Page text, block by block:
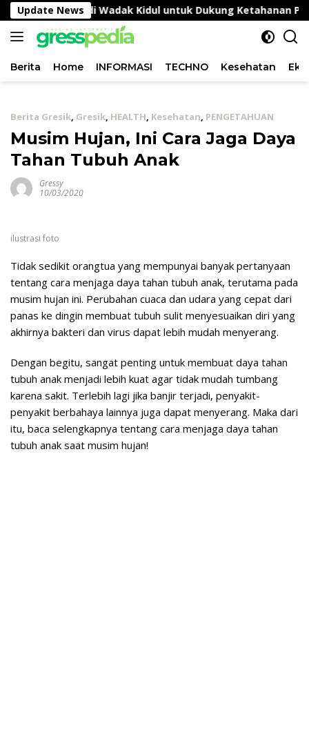
Langsung
ke
konten
Update News
Ikan di Wadak Kidul untuk Dukung Ketahanan Pangan
Berita Home INFORMASI TECHNO Kesehatan
Berita Gresik, Gresik, HEALTH, Kesehatan, PENGETAHUAN
Musim Hujan, Ini Cara Jaga Daya
Tahan Tubuh Anak
Gressy
10/03/2020
ilustrasi foto
Tidak sedikit orangtua yang mempunyai banyak pertanyaan
tentang cara menjaga daya tahan tubuh anak, terutama pada
musim hujan ini. Perubahan cuaca dan udara yang cepat dari
panas ke dingin membuat tubuh sulit menyesuaikan diri yang
akhirnya bakteri dan virus dapat lebih mudah menyerang.
Dengan begitu, sangat penting untuk membuat daya tahan
tubuh anak menjadi lebih kuat agar tidak mudah tumbang
karena sakit. Terlebih lagi jika banjir terjadi, penyakit-
penyakit berbahaya lainnya juga dapat menyerang. Maka dari
itu, baca selengkapnya tentang cara menjaga daya tahan
tubuh anak saat musim hujan!